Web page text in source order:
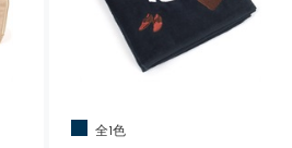
全1色